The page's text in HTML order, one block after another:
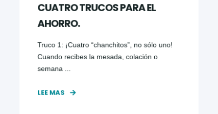
CUATRO TRUCOS PARA EL
AHORRO.
Truco 1: ¡Cuatro “chanchitos”, no sólo uno!
Cuando recibes la mesada, colación o
semana ...
LEE MAS